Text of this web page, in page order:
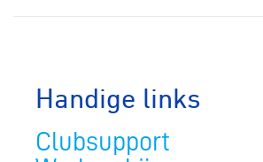
Handige links
Clubsupport